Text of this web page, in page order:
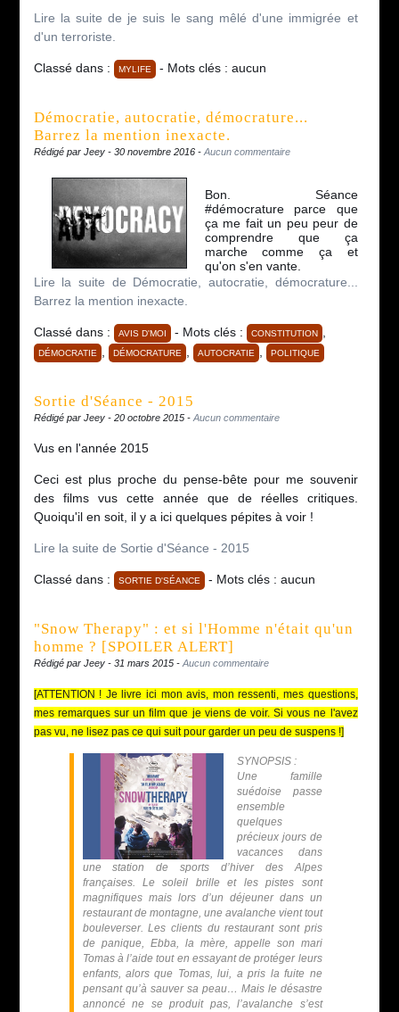
Lire la suite de je suis le sang mêlé d'une immigrée et
d'un terroriste.
Classé dans : MYLIFE - Mots clés : aucun
Démocratie, autocratie, démocrature...
Barrez la mention inexacte.
Rédigé par Jeey - 30 novembre 2016 - Aucun commentaire
Bon. Séance
#démocrature parce que
ça me fait un peu peur de
comprendre que ça
marche comme ça et
qu'on s'en vante.
Lire la suite de Démocratie, autocratie, démocrature...
Barrez la mention inexacte.
Classé dans : AVIS D'MOI - Mots clés : CONSTITUTION ,
DÉMOCRATIE , DÉMOCRATURE , AUTOCRATIE , POLITIQUE
Sortie d'Séance - 2015
Rédigé par Jeey - 20 octobre 2015 - Aucun commentaire
Vus en l'année 2015
Ceci est plus proche du pense-bête pour me souvenir
des films vus cette année que de réelles critiques.
Quoiqu'il en soit, il y a ici quelques pépites à voir !
Lire la suite de Sortie d'Séance - 2015
Classé dans : SORTIE D'SÉANCE - Mots clés : aucun
"Snow Therapy" : et si l'Homme n'était qu'un
homme ? [SPOILER ALERT]
Rédigé par Jeey - 31 mars 2015 - Aucun commentaire
[ATTENTION ! Je livre ici mon avis, mon ressenti, mes questions,
mes remarques sur un film que je viens de voir. Si vous ne l'avez
pas vu, ne lisez pas ce qui suit pour garder un peu de suspens !]
SYNOPSIS :
Une famille
suédoise passe
ensemble
quelques
précieux jours de
vacances dans
une station de sports d’hiver des Alpes
françaises. Le soleil brille et les pistes sont
magnifiques mais lors d’un déjeuner dans un
restaurant de montagne, une avalanche vient tout
bouleverser. Les clients du restaurant sont pris
de panique, Ebba, la mère, appelle son mari
Tomas à l’aide tout en essayant de protéger leurs
enfants, alors que Tomas, lui, a pris la fuite ne
pensant qu’à sauver sa peau… Mais le désastre
annoncé ne se produit pas, l’avalanche s’est